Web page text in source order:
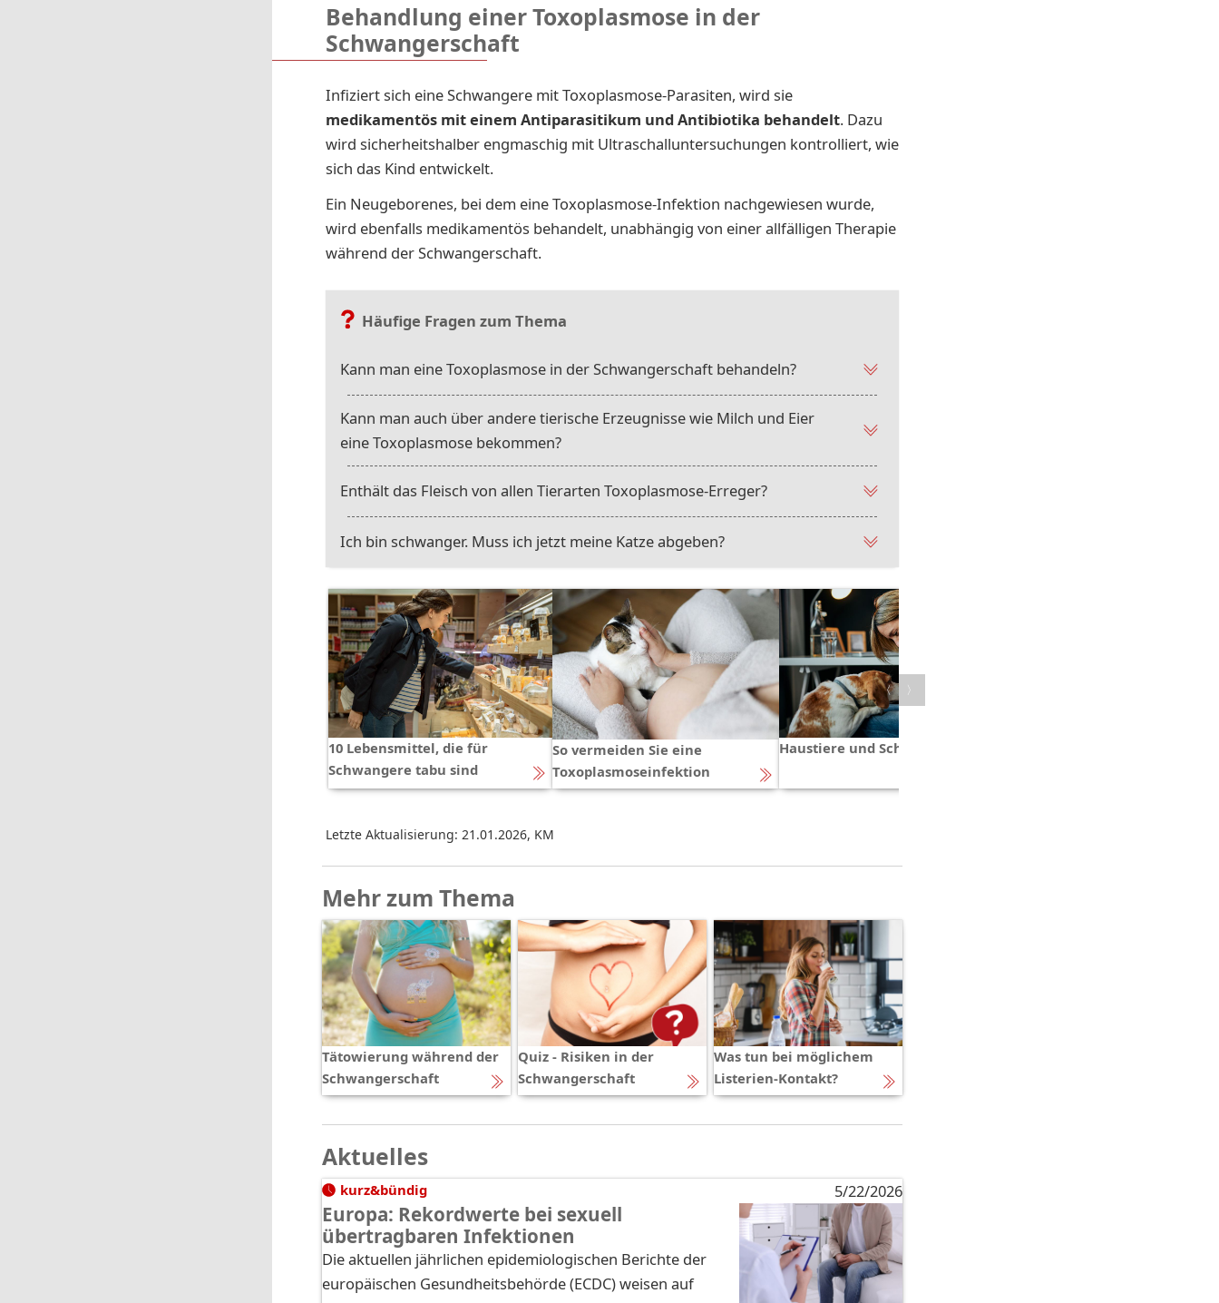
Behandlung einer Toxoplasmose in der
Schwangerschaft
Infiziert sich eine Schwangere mit Toxoplasmose-Parasiten, wird sie
medikamentös mit einem Antiparasitikum und Antibiotika behandelt. Dazu
wird sicherheitshalber engmaschig mit Ultraschalluntersuchungen kontrolliert, wie
sich das Kind entwickelt.
Ein Neugeborenes, bei dem eine Toxoplasmose-Infektion nachgewiesen wurde,
wird ebenfalls medikamentös behandelt, unabhängig von einer allfälligen Therapie
während der Schwangerschaft.
Häufige Fragen zum Thema
Kann man eine Toxoplasmose in der Schwangerschaft behandeln?
Kann man auch über andere tierische Erzeugnisse wie Milch und Eier
eine Toxoplasmose bekommen?
Enthält das Fleisch von allen Tierarten Toxoplasmose-Erreger?
Ich bin schwanger. Muss ich jetzt meine Katze abgeben?
10 Lebensmittel, die für
Schwangere tabu sind
So vermeiden Sie eine
Toxoplasmoseinfektion
Haustiere und Schwangerschaft
〈 〉
Letzte Aktualisierung: 21.01.2026, KM
Mehr zum Thema
Tätowierung während der
Schwangerschaft
Quiz - Risiken in der
Schwangerschaft
Was tun bei möglichem
Listerien-Kontakt?
Aktuelles
kurz&bündig 5/22/2026
Europa: Rekordwerte bei sexuell
übertragbaren Infektionen
Die aktuellen jährlichen epidemiologischen Berichte der
europäischen Gesundheitsbehörde (ECDC) weisen auf